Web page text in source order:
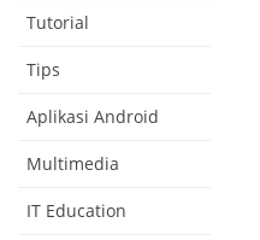
Tutorial
Tips
Aplikasi Android
Multimedia
IT Education